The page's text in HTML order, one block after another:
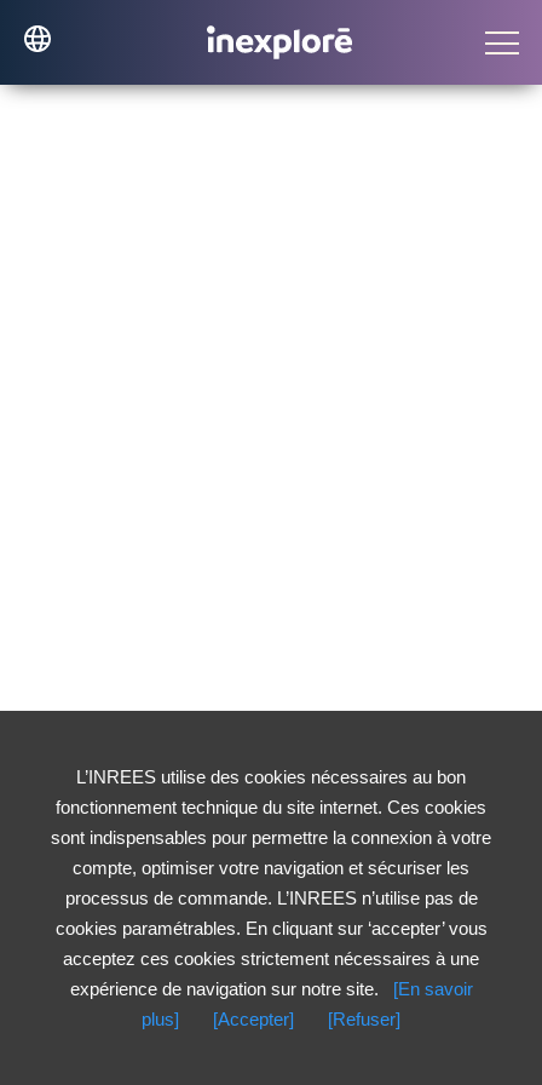
L’INREES utilise des cookies nécessaires au bon
fonctionnement technique du site internet. Ces cookies
sont indispensables pour permettre la connexion à votre
compte, optimiser votre navigation et sécuriser les
processus de commande. L’INREES n’utilise pas de
cookies paramétrables. En cliquant sur ‘accepter’ vous
acceptez ces cookies strictement nécessaires à une
expérience de navigation sur notre site.
[En savoir
plus]
[Accepter] [Refuser]